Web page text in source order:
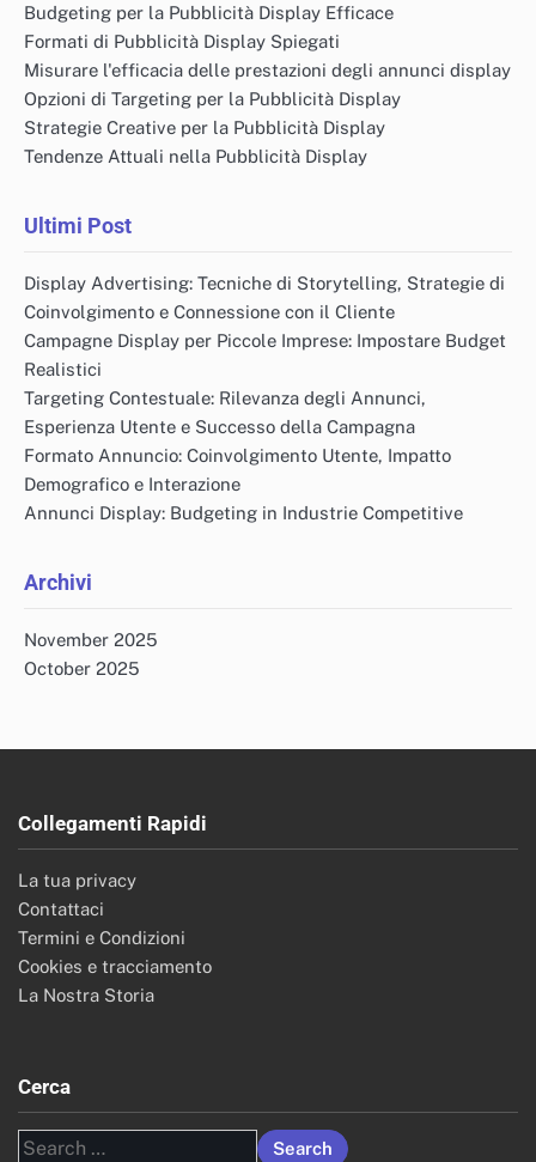
Budgeting per la Pubblicità Display Efficace
Formati di Pubblicità Display Spiegati
Misurare l'efficacia delle prestazioni degli annunci display
Opzioni di Targeting per la Pubblicità Display
Strategie Creative per la Pubblicità Display
Tendenze Attuali nella Pubblicità Display
Ultimi Post
Display Advertising: Tecniche di Storytelling, Strategie di
Coinvolgimento e Connessione con il Cliente
Campagne Display per Piccole Imprese: Impostare Budget
Realistici
Targeting Contestuale: Rilevanza degli Annunci,
Esperienza Utente e Successo della Campagna
Formato Annuncio: Coinvolgimento Utente, Impatto
Demografico e Interazione
Annunci Display: Budgeting in Industrie Competitive
Archivi
November 2025
October 2025
Collegamenti Rapidi
La tua privacy
Contattaci
Termini e Condizioni
Cookies e tracciamento
La Nostra Storia
Cerca
Search